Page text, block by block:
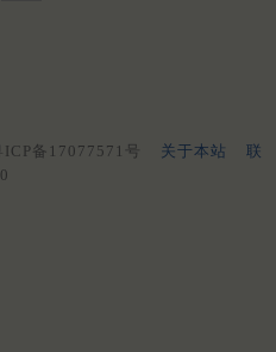
ICP备17077571号 关于本站
联